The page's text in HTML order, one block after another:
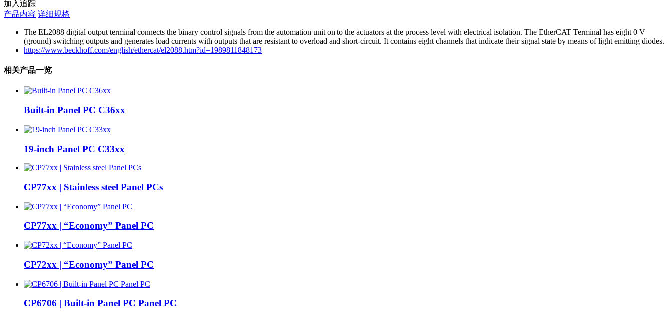
加入追踪
产品内容 详细规格
The EL2088 digital output terminal connects the binary control signals from the automation unit on to the actuators at the process level with electrical isolation. The EtherCAT Terminal has eight 0 V
(ground) switching outputs and generates load currents with outputs that are resistant to overload and short-circuit. It contains eight channels that indicate their signal state by means of light emitting diodes.
https://www.beckhoff.com/english/ethercat/el2088.htm?id=1989811848173
相关产品一览
Built-in Panel PC C36xx
19-inch Panel PC C33xx
CP77xx | Stainless steel Panel PCs
CP77xx | “Economy” Panel PC
CP72xx | “Economy” Panel PC
CP6706 | Built-in Panel PC Panel PC